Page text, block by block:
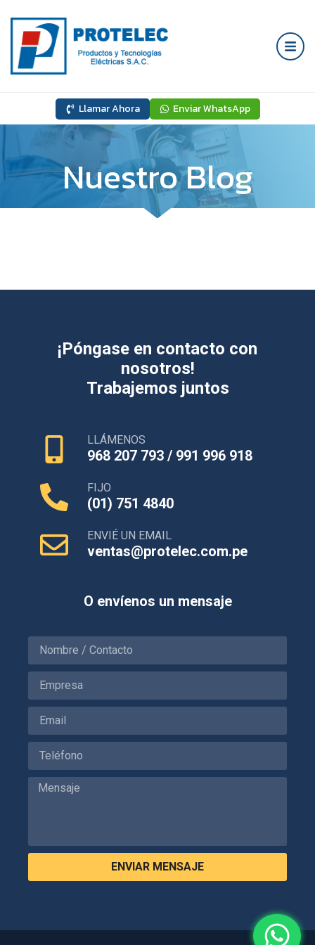
Llamar Ahora Enviar WhatsApp
Nuestro Blog
¡Póngase en contacto con
nosotros!
Trabajemos juntos
LLÁMENOS
968 207 793 / 991 996 918
FIJO
(01) 751 4840
ENVIÉ UN EMAIL
ventas@protelec.com.pe
O envíenos un mensaje
ENVIAR MENSAJE